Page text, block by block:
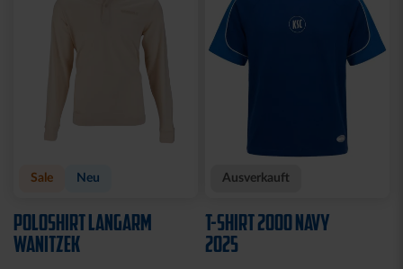
Sale Neu
POLOSHIRT LANGARM
WANITZEK
Ausverkauft
T-SHIRT 2000 NAVY
2025